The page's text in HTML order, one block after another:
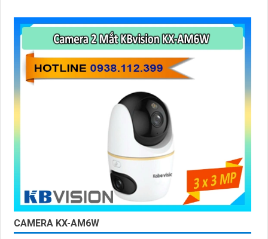
CAMERA KX-AM6W